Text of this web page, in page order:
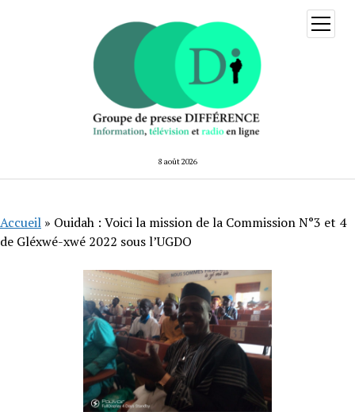
8 août 2026
ouvrir
menu
Accueil » Ouidah : Voici la mission de la Commission N°3 et 4
de Gléxwé-xwé 2022 sous l’UGDO